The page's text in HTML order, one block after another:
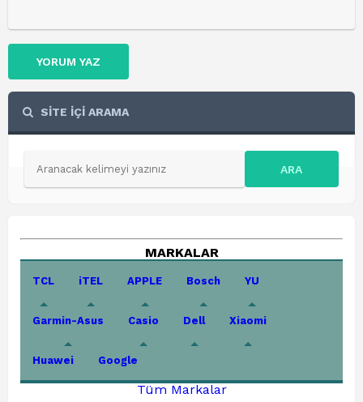
YORUM YAZ
SİTE İÇİ ARAMA
ARA
MARKALAR
TCL iTEL APPLE Bosch YU
Garmin-Asus Casio Dell Xiaomi
Huawei Google
Tüm Markalar